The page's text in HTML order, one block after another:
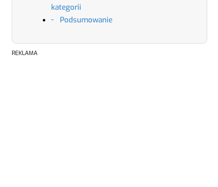
kategorii
Podsumowanie
REKLAMA